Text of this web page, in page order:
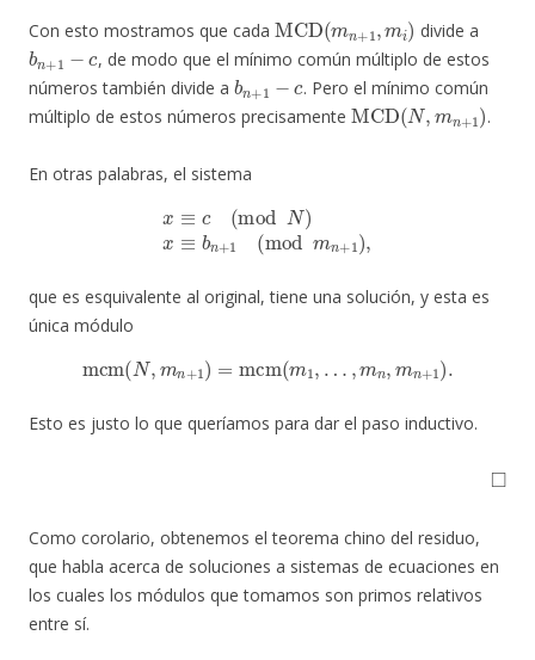
Con esto mostramos que cada
MCD m i
divide a
bn+ 1−c
, de modo que el mínimo común múltiplo de estos
números también divide a
bn+1− c
. Pero el mínimo común
múltiplo de estos números precisamente
MCD(N,mn+1)
.
En otras palabras, el sistema
mod N x≡bn+ 1(mod
que es esquivalente al original, tiene una solución, y esta es
única módulo
mcm(N ,m 1 mcm(m mn mn ).
Esto es justo lo que queríamos para dar el paso inductivo.
◻
Como corolario, obtenemos el teorema chino del residuo,
que habla acerca de soluciones a sistemas de ecuaciones en
los cuales los módulos que tomamos son primos relativos
entre sí.